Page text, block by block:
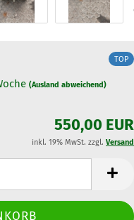
TOP
(Ausland abweichend)
550,00 EUR
inkl. 19% MwSt. zzgl. Versand